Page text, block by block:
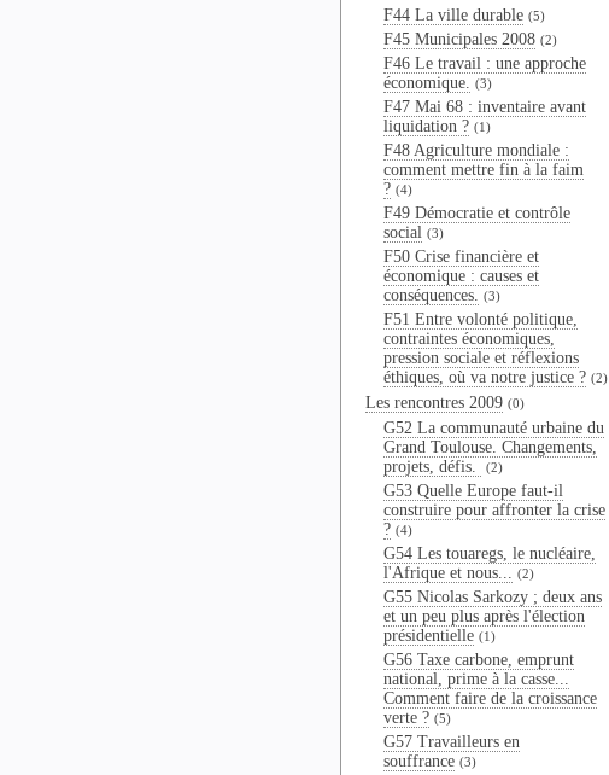
F44 La ville durable (5)
F45 Municipales 2008 (2)
F46 Le travail : une approche
économique. (3)
F47 Mai 68 : inventaire avant
liquidation ? (1)
F48 Agriculture mondiale :
comment mettre fin à la faim
? (4)
F49 Démocratie et contrôle
social (3)
F50 Crise financière et
économique : causes et
conséquences. (3)
F51 Entre volonté politique,
contraintes économiques,
pression sociale et réflexions
éthiques, où va notre justice ? (2)
Les rencontres 2009 (0)
G52 La communauté urbaine du
Grand Toulouse. Changements,
projets, défis.
(2)
G53 Quelle Europe faut-il
construire pour affronter la crise
? (4)
G54 Les touaregs, le nucléaire,
l'Afrique et nous... (2)
G55 Nicolas Sarkozy ; deux ans
et un peu plus après l'élection
présidentielle (1)
G56 Taxe carbone, emprunt
national, prime à la casse...
Comment faire de la croissance
verte ? (5)
G57 Travailleurs en
souffrance (3)